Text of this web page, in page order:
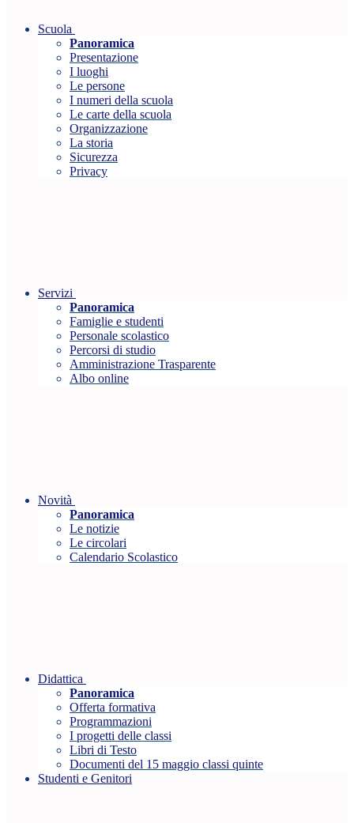
Scuola
Panoramica
Presentazione
I luoghi
Le persone
I numeri della scuola
Le carte della scuola
Organizzazione
La storia
Sicurezza
Privacy
Servizi
Panoramica
Famiglie e studenti
Personale scolastico
Percorsi di studio
Amministrazione Trasparente
Albo online
Novità
Panoramica
Le notizie
Le circolari
Calendario Scolastico
Didattica
Panoramica
Offerta formativa
Programmazioni
I progetti delle classi
Libri di Testo
Documenti del 15 maggio classi quinte
Studenti e Genitori